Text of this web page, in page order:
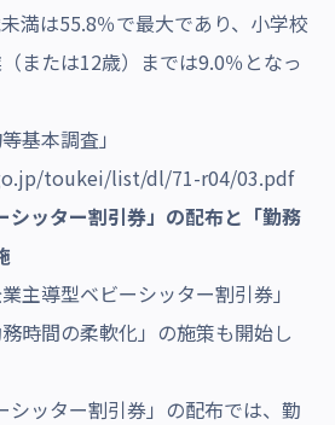
満は55.8％で最大であり、小学校
または12歳）までは9.0％となっ
基本調査」
toukei/list/dl/71-r04/03.pdf
ッター割引券」の配布と「勤務
主導型ベビーシッター割引券」
時間の柔軟化」の施策も開始し
ッター割引券」の配布では、勤